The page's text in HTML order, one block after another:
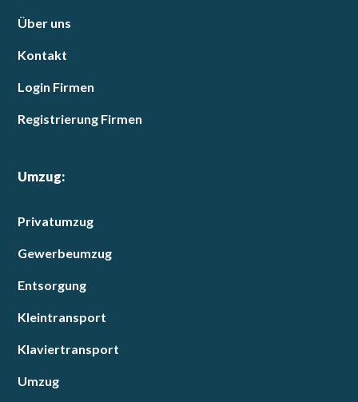
Über uns
Kontakt
Login Firmen
Registrierung Firmen
Umzug:
Privatumzug
Gewerbeumzug
Entsorgung
Kleintransport
Klaviertransport
Umzug